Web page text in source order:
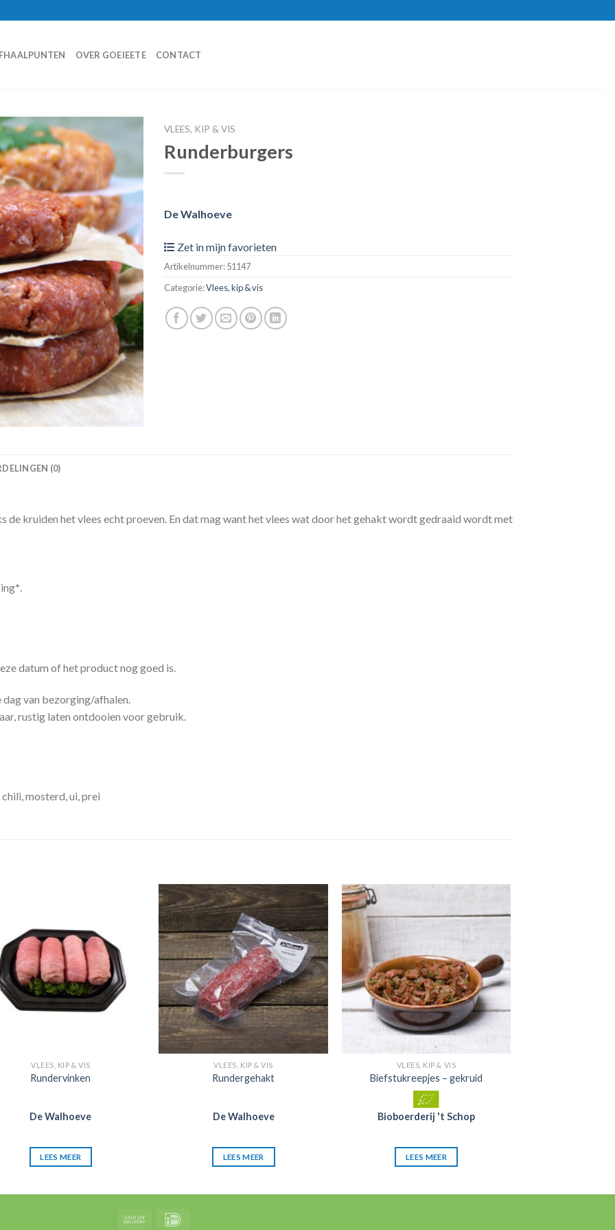
OVER GOEIEETE CONTACT
Zet in
mijn
favorieten
VLEES, KIP & VIS
Runderburgers
De Walhoeve
Zet in mijn favorieten
Artikelnummer:51147
Categorie:Vlees, kip & vis
(0)
kruiden het vlees echt proeven. En dat mag want het vlees wat door het gehakt wordt gedraaid wordt met
*.
datum of het product nog goed is.
van bezorging/afhalen.
rustig laten ontdooien voor gebruik.
mosterd, ui, prei
favorieten
VLEES, KIP & VIS
Rundervinken
De Walhoeve
LEES MEER
Zet in
mijn
favorieten
VLEES, KIP & VIS
Rundergehakt
De Walhoeve
LEES MEER
VLEES, KIP & VIS
Biefstukreepjes – gekruid
Bioboerderij 't Schop
LEES MEER